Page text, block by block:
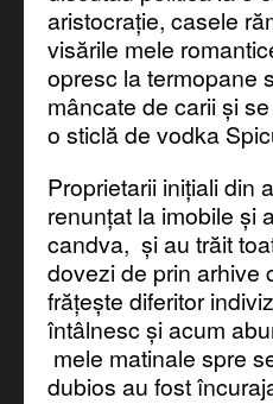
aristocrație, casele
visările mele
opresc la termopane
mâncate de carii și
o sticlă de vodka
Proprietarii inițiali din
renunțat la imobile și
candva, și au trăit
dovezi de prin arhive
frățește diferitor
întâlnesc și acum
mele matinale spre
dubios au fost